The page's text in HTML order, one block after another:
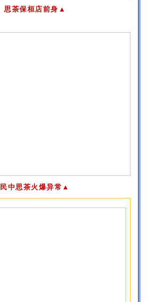
思茶保桓店前身▲
民中思茶火爆异常▲